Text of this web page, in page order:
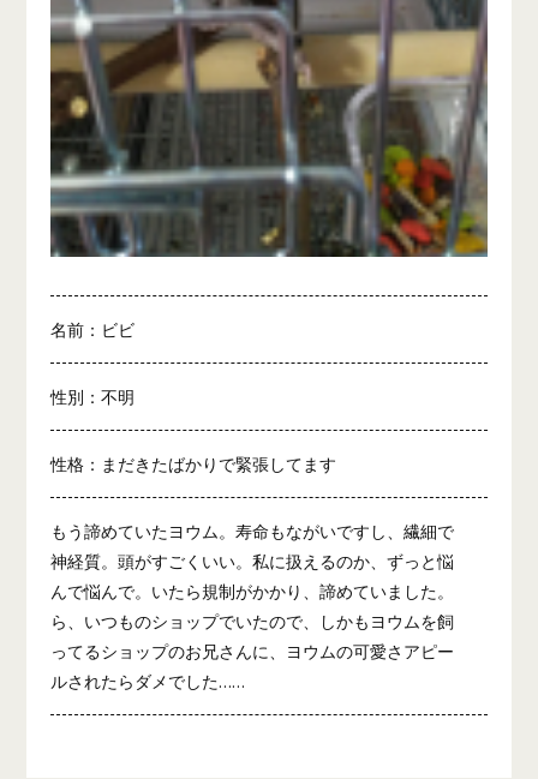
名前：ビビ
性別：不明
性格：まだきたばかりで緊張してます
もう諦めていたヨウム。寿命もながいですし、繊細で
神経質。頭がすごくいい。私に扱えるのか、ずっと悩
んで悩んで。いたら規制がかかり、諦めていました。
ら、いつものショップでいたので、しかもヨウムを飼
ってるショップのお兄さんに、ヨウムの可愛さアピー
ルされたらダメでした……